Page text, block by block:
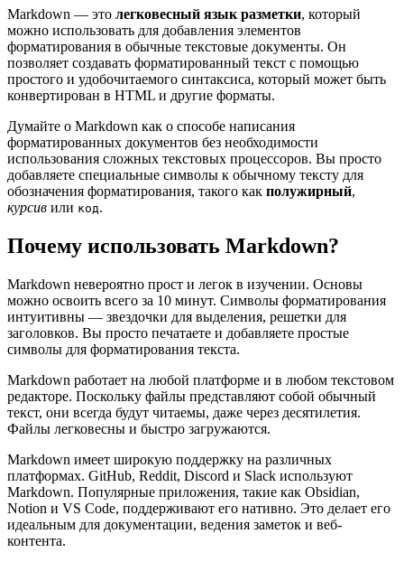
Markdown — это легковесный язык разметки, который
можно использовать для добавления элементов
форматирования в обычные текстовые документы. Он
позволяет создавать форматированный текст с помощью
простого и удобочитаемого синтаксиса, который может быть
конвертирован в HTML и другие форматы.
Думайте о Markdown как о способе написания
форматированных документов без необходимости
использования сложных текстовых процессоров. Вы просто
добавляете специальные символы к обычному тексту для
обозначения форматирования, такого как полужирный,
курсив или код.
Почему использовать Markdown?
Markdown невероятно прост и легок в изучении. Основы
можно освоить всего за 10 минут. Символы форматирования
интуитивны — звездочки для выделения, решетки для
заголовков. Вы просто печатаете и добавляете простые
символы для форматирования текста.
Markdown работает на любой платформе и в любом текстовом
редакторе. Поскольку файлы представляют собой обычный
текст, они всегда будут читаемы, даже через десятилетия.
Файлы легковесны и быстро загружаются.
Markdown имеет широкую поддержку на различных
платформах. GitHub, Reddit, Discord и Slack используют
Markdown. Популярные приложения, такие как Obsidian,
Notion и VS Code, поддерживают его нативно. Это делает его
идеальным для документации, ведения заметок и веб-
контента.